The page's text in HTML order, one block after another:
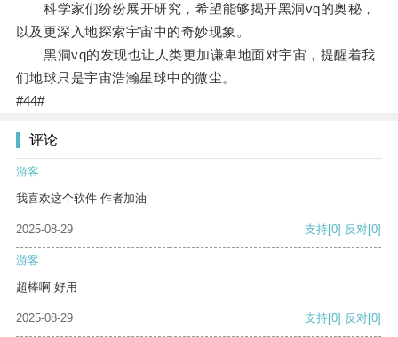
科学家们纷纷展开研究，希望能够揭开黑洞vq的奥秘，
以及更深入地探索宇宙中的奇妙现象。
黑洞vq的发现也让人类更加谦卑地面对宇宙，提醒着我
们地球只是宇宙浩瀚星球中的微尘。
#44#
评论
游客
我喜欢这个软件 作者加油
2025-08-29 支持[0] 反对[0]
游客
超棒啊 好用
2025-08-29 支持[0] 反对[0]